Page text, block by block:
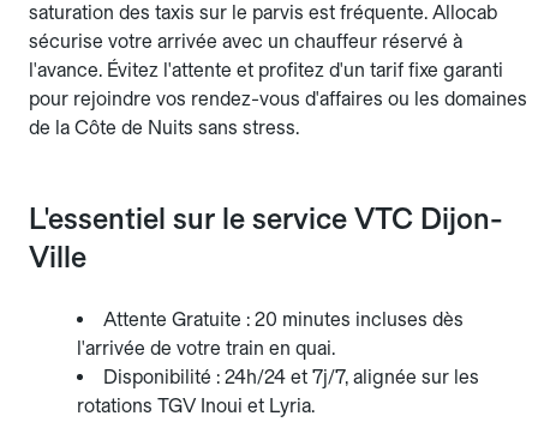
saturation des taxis sur le parvis est fréquente. Allocab
sécurise votre arrivée avec un chauffeur réservé à
l'avance. Évitez l'attente et profitez d'un tarif fixe garanti
pour rejoindre vos rendez-vous d'affaires ou les domaines
de la Côte de Nuits sans stress.
L'essentiel sur le service VTC Dijon-
Ville
Attente Gratuite : 20 minutes incluses dès
l'arrivée de votre train en quai.
Disponibilité : 24h/24 et 7j/7, alignée sur les
rotations TGV Inoui et Lyria.